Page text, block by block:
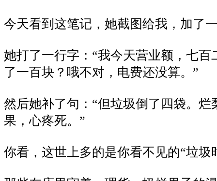
今天看到这笔记，她截图给我，加了
她打了一行字：“我今天营业额，七百
了一百块？哦不对，电费还没算。”
然后她补了句：“但垃圾倒了四袋。烂
果，心疼死。”
你看，这世上多的是你看不见的“垃圾